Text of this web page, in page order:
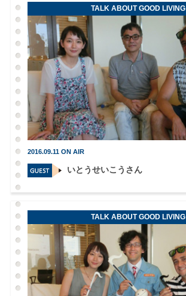
TALK ABOUT GOOD LIVING
2016.09.11 ON AIR
いとうせいこうさん
TALK ABOUT GOOD LIVING